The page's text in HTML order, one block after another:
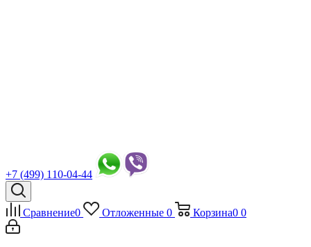
+7 (499) 110-04-44
Сравнение0 Отложенные 0 Корзина0 0